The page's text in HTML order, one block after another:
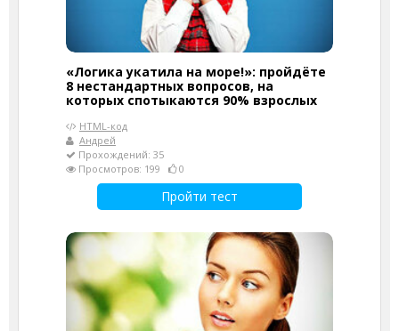
«Логика укатила на море!»: пройдёте
8 нестандартных вопросов, на
которых спотыкаются 90% взрослых
HTML-код
Андрей
Прохождений: 35
Просмотров: 199
0
Пройти тест